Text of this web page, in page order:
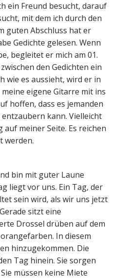
ein Freund besucht, darauf
mit dem ich durch den
guten Abschluss hat er
Gedichte gelesen. Wenn
begleitet er mich am 01.
den Gedichten ein
wie es aussieht, wird er in
eigene Gitarre mit ins
hoffen, dass es jemanden
kann. Vielleicht
auf meiner Seite. Es reichen
werden.
bin mit guter Laune
liegt vor uns. Ein Tag, der
sein wird, als wir uns jetzt
sitzt eine
Drossel drüben auf dem
In diesem
hinzugekommen. Die
Tag hinein. Sie sorgen
müssen keine Miete